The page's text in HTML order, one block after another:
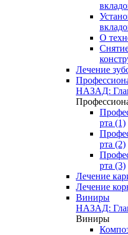
О
Лечение
НАЗАД:
рта (1)
рта (2)
рта (3)
Лечение
Лечение
Виниры
НАЗАД:
Виниры